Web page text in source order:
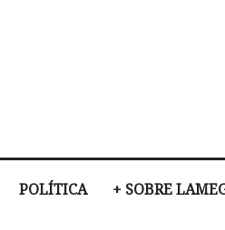
POLÍTICA + SOBRE